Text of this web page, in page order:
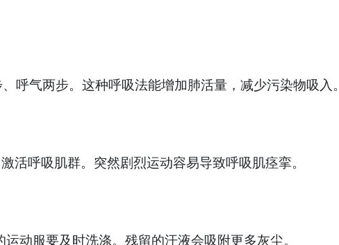
呼气两步。这种呼吸法能增加肺活量，减少污染物吸入。
活呼吸肌群。突然剧烈运动容易导致呼吸肌痉挛。
动服要及时洗涤。残留的汗液会吸附更多灰尘。